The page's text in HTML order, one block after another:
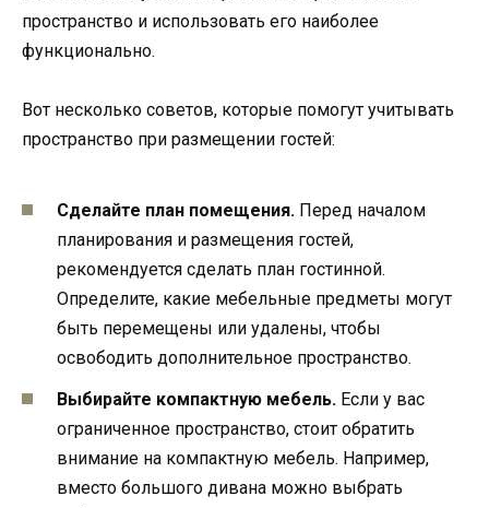
пространство и использовать его наиболее
функционально.
Вот несколько советов, которые помогут учитывать
пространство при размещении гостей:
Сделайте план помещения. Перед началом
планирования и размещения гостей,
рекомендуется сделать план гостинной.
Определите, какие мебельные предметы могут
быть перемещены или удалены, чтобы
освободить дополнительное пространство.
Выбирайте компактную мебель. Если у вас
ограниченное пространство, стоит обратить
внимание на компактную мебель. Например,
вместо большого дивана можно выбрать